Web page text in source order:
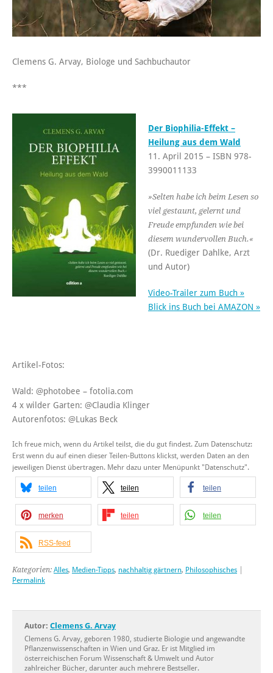
Clemens G. Arvay, Biologe und Sachbuchautor
***
Der Biophilia-Effekt –
Heilung aus dem Wald
11. April 2015 – ISBN 978-
3990011133
»Selten habe ich beim Lesen so
viel gestaunt, gelernt und
Freude empfunden wie bei
diesem wundervollen Buch.«
(Dr. Ruediger Dahlke‬, Arzt
und Autor)
Video-Trailer zum Buch »
Blick ins Buch bei AMAZON »
Artikel-Fotos:
Wald: @photobee – fotolia.com
4 x wilder Garten: @Claudia Klinger
Autorenfotos: @Lukas Beck
Ich freue mich, wenn du Artikel teilst, die du gut findest. Zum Datenschutz:
Erst wenn du auf einen dieser Teilen-Buttons klickst, werden Daten an den
jeweiligen Dienst übertragen. Mehr dazu unter Menüpunkt "Datenschutz".
teilen teilen teilen
merken teilen teilen
RSS-feed
Kategorien: Alles, Medien-Tipps, nachhaltig gärtnern, Philosophisches
Permalink
Autor: Clemens G. Arvay
Clemens G. Arvay, geboren 1980, studierte Biologie und angewandte
Pflanzenwissenschaften in Wien und Graz. Er ist Mitglied im
österreichischen Forum Wissenschaft & Umwelt und Autor
zahlreicher Bücher, darunter auch mehrere Bestseller.